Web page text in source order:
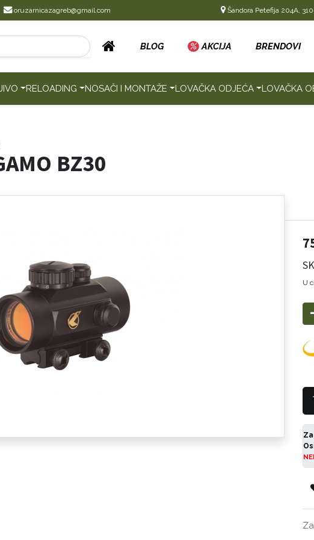
oruzarnicazagreb@gmail.com Šandora Petefija 204A,
BLOG % AKCIJA BRENDOVI
RELOADING NOSAČI I MONTAŽE LOVAČKA ODJEĆA LOVAČKA
BZ30
U